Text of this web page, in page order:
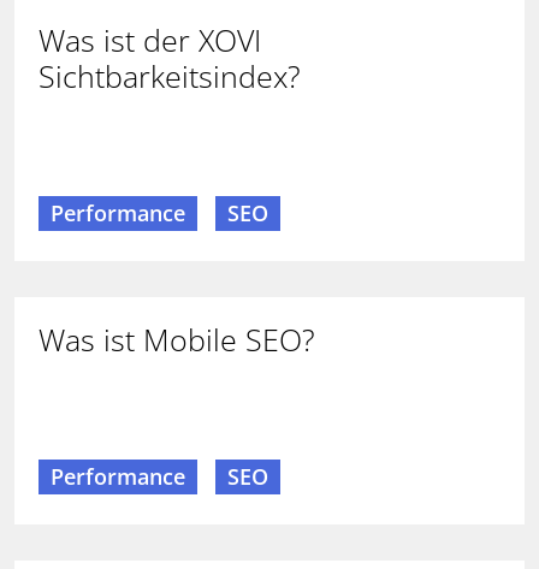
Was ist der XOVI
Sichtbarkeitsindex?
Performance SEO
Was ist Mobile SEO?
Performance SEO